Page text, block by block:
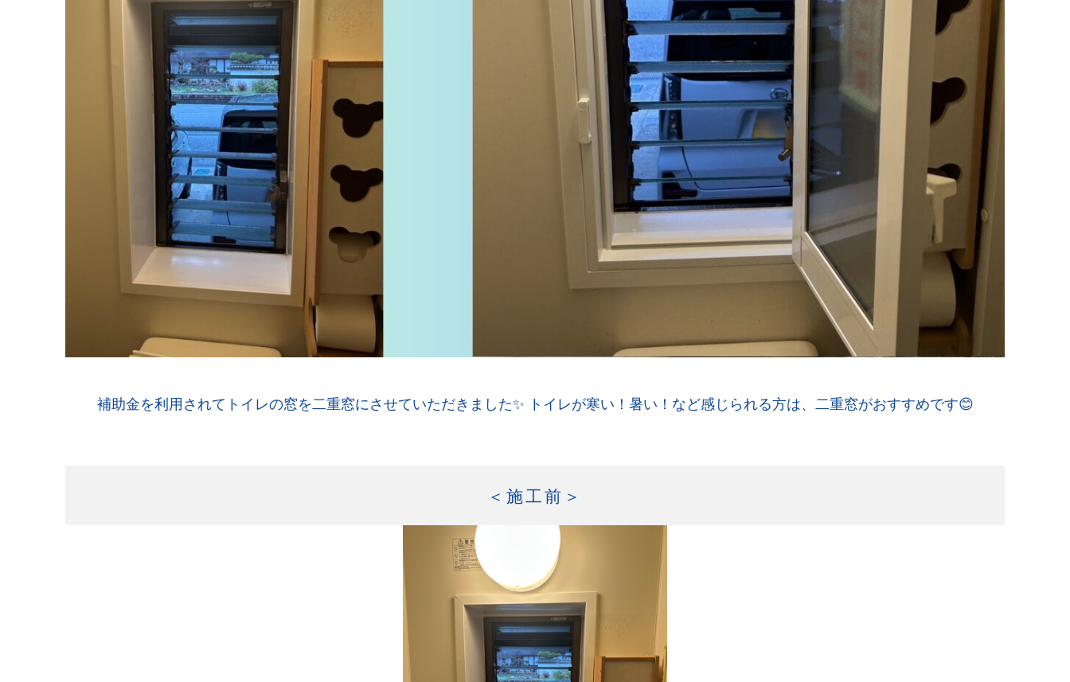
補助金を利用されてトイレの窓を二重窓にさせていただきました✨ トイレが寒い！暑い！など感じられる方は、二重窓がおすすめです😊
＜施工前＞